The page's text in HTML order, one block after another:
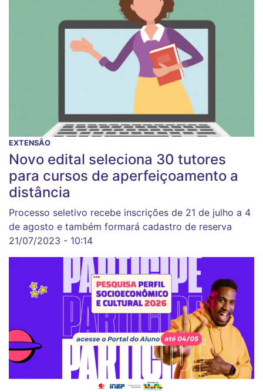
EXTENSÃO
Novo edital seleciona 30 tutores
para cursos de aperfeiçoamento a
distância
Processo seletivo recebe inscrições de 21 de julho a 4
de agosto e também formará cadastro de reserva
21/07/2023 - 10:14